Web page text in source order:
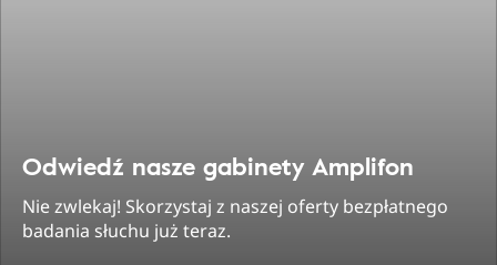
Odwiedź nasze gabinety Amplifon
Nie zwlekaj! Skorzystaj z naszej oferty bezpłatnego
badania słuchu już teraz.